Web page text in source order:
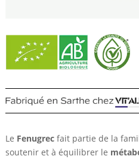
Le Fenugrecfait partie de la
soutenir et à équilibrer le